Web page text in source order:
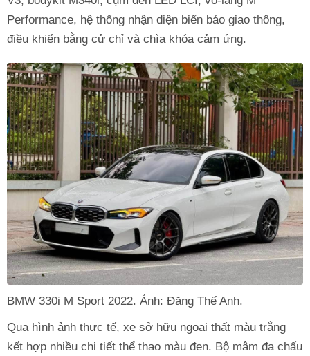
Performance, hệ thống nhận diện biển báo giao thông,
điều khiển bằng cử chỉ và chìa khóa cảm ứng.
BMW 330i M Sport 2022. Ảnh: Đặng Thế Anh.
Qua hình ảnh thực tế, xe sở hữu ngoại thất màu trắng
kết hợp nhiều chi tiết thể thao màu đen. Bộ mâm đa chấu